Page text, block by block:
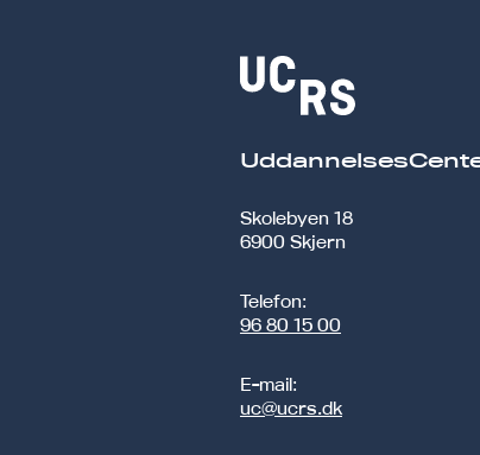
Skolebyen 18
6900 Skjern
Telefon:
96 80 15 00
E-mail:
uc@ucrs.dk